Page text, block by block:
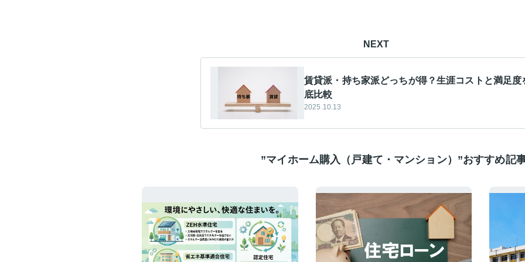
NEXT
賃貸派・持ち家派どっちが得？生涯コストと満足度
底比較
2025.10.13
”マイホーム購入（戸建て・マンション）”おすすめ記